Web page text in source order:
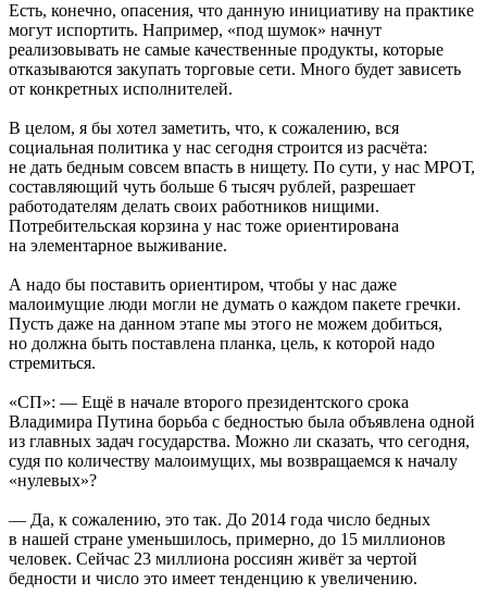
Есть, конечно, опасения, что данную инициативу на практике
могут испортить. Например, «под шумок» начнут
реализовывать не самые качественные продукты, которые
отказываются закупать торговые сети. Много будет зависеть
от конкретных исполнителей.
В целом, я бы хотел заметить, что, к сожалению, вся
социальная политика у нас сегодня строится из расчёта:
не дать бедным совсем впасть в нищету. По сути, у нас МРОТ,
составляющий чуть больше 6 тысяч рублей, разрешает
работодателям делать своих работников нищими.
Потребительская корзина у нас тоже ориентирована
на элементарное выживание.
А надо бы поставить ориентиром, чтобы у нас даже
малоимущие люди могли не думать о каждом пакете гречки.
Пусть даже на данном этапе мы этого не можем добиться,
но должна быть поставлена планка, цель, к которой надо
стремиться.
«СП»: — Ещё в начале второго президентского срока
Владимира Путина борьба с бедностью была объявлена одной
из главных задач государства. Можно ли сказать, что сегодня,
судя по количеству малоимущих, мы возвращаемся к началу
«нулевых»?
— Да, к сожалению, это так. До 2014 года число бедных
в нашей стране уменьшилось, примерно, до 15 миллионов
человек. Сейчас 23 миллиона россиян живёт за чертой
бедности и число это имеет тенденцию к увеличению.